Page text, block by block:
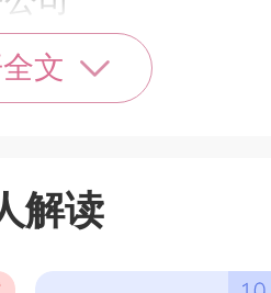
司
(一诺千金)
文
解读